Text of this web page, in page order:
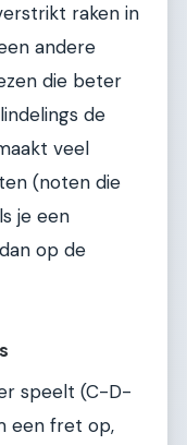
raken in
andere
die beter
de
veel
(noten die
je een
op de
speelt (C-D-
een fret op,